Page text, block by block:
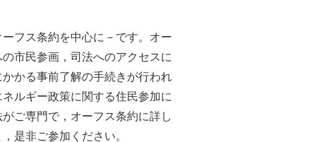
フス条約を中心に－です。オー
市民参画，司法へのアクセスに
かる事前了解の手続きが行われ
ルギー政策に関する住民参加に
ご専門で，オーフス条約に詳し
是非ご参加ください。